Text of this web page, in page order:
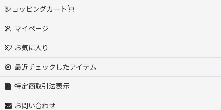
アルティプールコテージ / artipur COTTAGE
逸品社 / いっぴんしゃ
イトスイ / Itosui（コメット）
ショッピングカート
マイページ
お気に入り
最近チェックしたアイテム
特定商取引法表示
お問い合わせ